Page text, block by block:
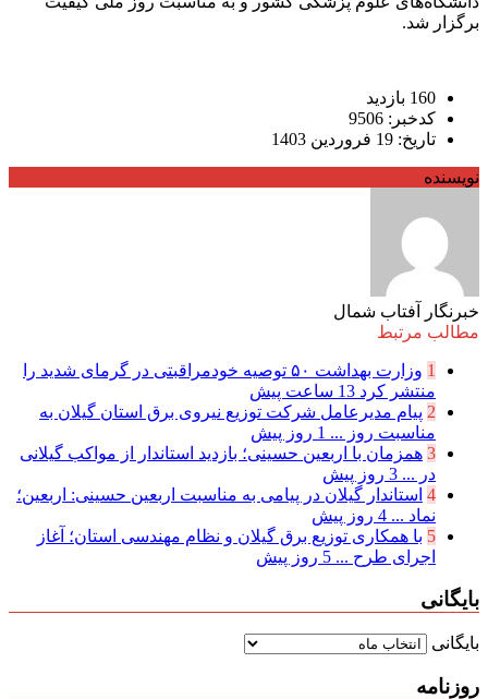
برگزار شد.
160 بازدید
کدخبر: 9506
تاریخ: 19 فروردین 1403
نویسنده
خبرنگار آفتاب شمال
مطالب مرتبط
1
وزارت بهداشت ۵۰ توصیه خودمراقبتی در گرمای شدید را
منتشر کرد 13 ساعت پیش
2 پیام مدیرعامل شركت توزیع نیروی برق استان گیلان به
مناسبت روز ... 1 روز پیش
3 همزمان با اربعین حسینی؛ بازدید استاندار از مواکب گیلانی
در ... 3 روز پیش
4 استاندار گیلان در پیامی به مناسبت اربعین حسینی: اربعین؛
نماد ... 4 روز پیش
5 با همکاری توزیع برق گیلان و نظام مهندسی استان؛ آغاز
اجرای طرح ... 5 روز پیش
بایگانی
بایگانی
روزنامه